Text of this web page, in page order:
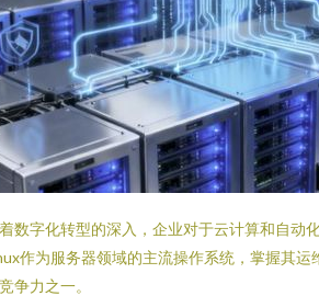
数字化转型的深入，企业对于云计算和自动
作为服务器领域的主流操作系统，掌握其
争力之一。